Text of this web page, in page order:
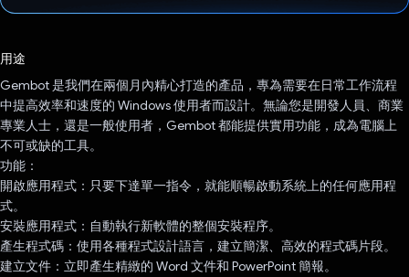
用途
Gembot 是我們在兩個月內精心打造的產品，專為需要在日常工作流程
中提高效率和速度的 Windows 使用者而設計。無論您是開發人員、商業
專業人士，還是一般使用者，Gembot 都能提供實用功能，成為電腦上
不可或缺的工具。
功能：
開啟應用程式：只要下達單一指令，就能順暢啟動系統上的任何應用程
式。
安裝應用程式：自動執行新軟體的整個安裝程序。
產生程式碼：使用各種程式設計語言，建立簡潔、高效的程式碼片段。
建立文件：立即產生精緻的 Word 文件和 PowerPoint 簡報。